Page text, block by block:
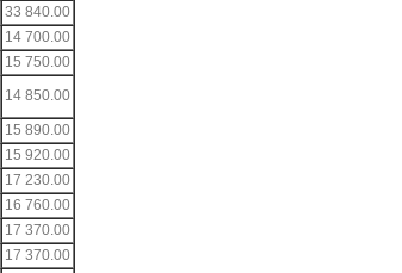
33 840.00
14 700.00
15 750.00
14 850.00
15 890.00
15 920.00
17 230.00
16 760.00
17 370.00
17 370.00